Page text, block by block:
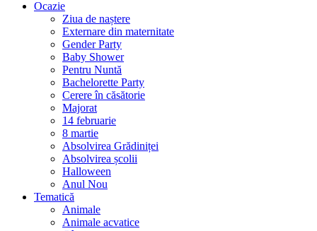
Ocazie
Ziua de naștere
Externare din maternitate
Gender Party
Baby Shower
Pentru Nuntă
Bachelorette Party
Cerere în căsătorie
Majorat
14 februarie
8 martie
Absolvirea Grădiniței
Absolvirea școlii
Halloween
Anul Nou
Tematică
Animale
Animale acvatice